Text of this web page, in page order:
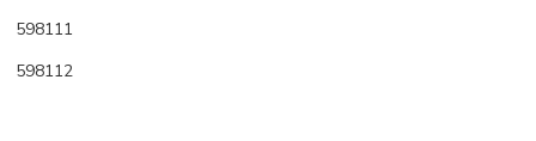
598111
598112